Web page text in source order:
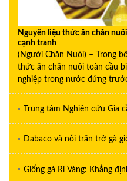
Nguyên liệu thức ăn chăn
cạnh tranh
(Người Chăn Nuôi) – Trong
thức ăn chăn nuôi toàn cầu
nghiệp trong nước đứng
Trung tâm Nghiên cứu Gia
Dabaco và nỗi trăn trở gà
Giống gà Ri Vàng: Khẳng